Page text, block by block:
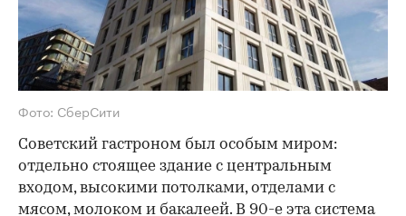
Фото: СберСити
Советский гастроном был особым миром:
отдельно стоящее здание с центральным
входом, высокими потолками, отделами с
мясом, молоком и бакалеей. В 90-е эта система